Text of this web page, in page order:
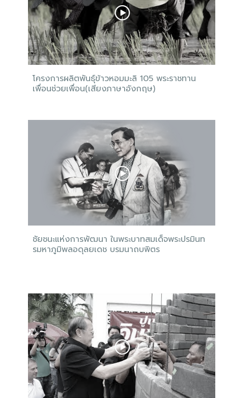
โครงการผลิตพันธุ์ข้าวหอมมะลิ 105 พระราชทาน
เพื่อนช่วยเพื่อน(เสียงภาษาอังกฤษ)
ชัยชนะแห่งการพัฒนา ในพระบาทสมเด็จพระปรมินท
รมหาภูมิพลอดุลยเดช บรมนาถบพิตร